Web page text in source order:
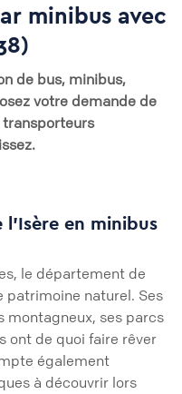
minibus avec
de bus, minibus,
votre demande de
transporteurs
en minibus
le département de
patrimoine naturel. Ses
montagneux, ses parcs
ont de quoi faire rêver
également
à découvrir lors